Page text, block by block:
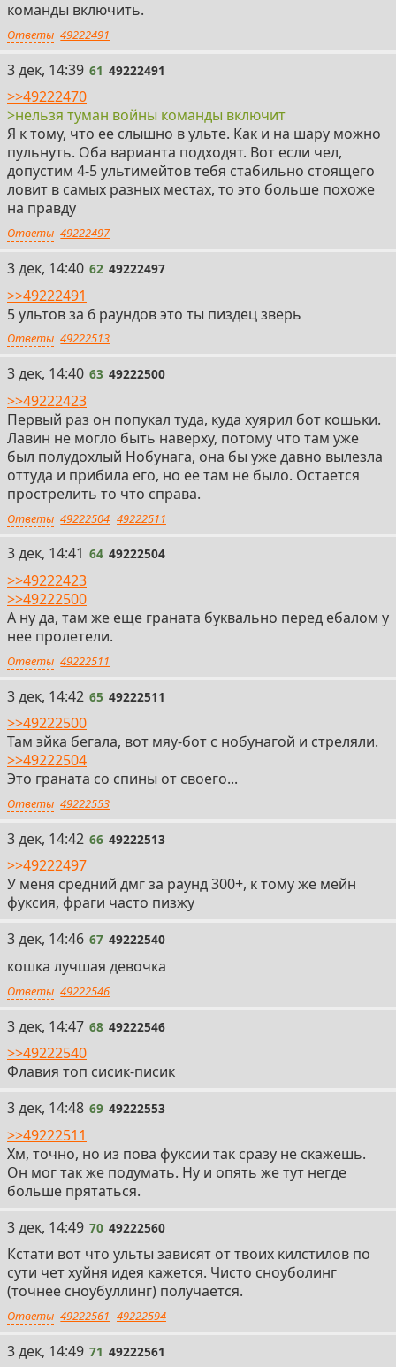
команды включить.
Ответы 49222491
61
3 дек, 14:39 61 49222491
>>49222470
>нельзя туман войны команды включит
Я к тому, что ее слышно в ульте. Как и на шару можно
пульнуть. Оба варианта подходят. Вот если чел,
допустим 4-5 ультимейтов тебя стабильно стоящего
ловит в самых разных местах, то это больше похоже
на правду
Ответы 49222497
62
3 дек, 14:40 62 49222497
>>49222491
5 ультов за 6 раундов это ты пиздец зверь
Ответы 49222513
63
3 дек, 14:40 63 49222500
>>49222423
Первый раз он попукал туда, куда хуярил бот кошьки.
Лавин не могло быть наверху, потому что там уже
был полудохлый Нобунага, она бы уже давно вылезла
оттуда и прибила его, но ее там не было. Остается
прострелить то что справа.
Ответы 49222504 49222511
64
3 дек, 14:41 64 49222504
>>49222423
>>49222500
А ну да, там же еще граната буквально перед ебалом у
нее пролетели.
Ответы 49222511
65
3 дек, 14:42 65 49222511
>>49222500
Там эйка бегала, вот мяу-бот с нобунагой и стреляли.
>>49222504
Это граната со спины от своего...
Ответы 49222553
66
3 дек, 14:42 66 49222513
>>49222497
У меня средний дмг за раунд 300+, к тому же мейн
фуксия, фраги часто пизжу
67
3 дек, 14:46 67 49222540
кошка лучшая девочка
Ответы 49222546
68
3 дек, 14:47 68 49222546
>>49222540
Флавия топ сисик-писик
69
3 дек, 14:48 69 49222553
>>49222511
Хм, точно, но из пова фуксии так сразу не скажешь.
Он мог так же подумать. Ну и опять же тут негде
больше прятаться.
70
3 дек, 14:49 70 49222560
Кстати вот что ульты зависят от твоих килстилов по
сути чет хуйня идея кажется. Чисто сноуболинг
(точнее сноубуллинг) получается.
Ответы 49222561 49222594
71
3 дек, 14:49 71 49222561